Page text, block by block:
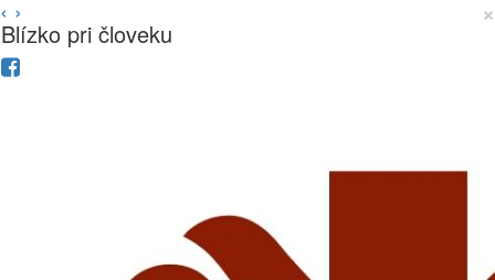
‹ › ×
Blízko pri človeku